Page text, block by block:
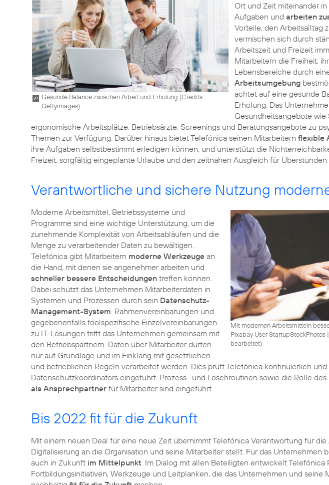
Gesunde Balance zwischen Arbeit und Erholung (Credits:
Gettyimages)
Ort und Zeit miteinander
Aufgaben und arbeiten
Vorteile, den Arbeitsalltag
vermischen sich durch
Arbeitszeit und Freizeit
Mitarbeitern die Freiheit,
Lebensbereiche durch
Arbeitsumgebung
achtet auf eine gesunde
Erholung. Das
Gesundheitsangebote wie
ergonomische Arbeitsplätze, Betriebsärzte, Screenings und Beratungsangebote zu
Themen zur Verfügung. Darüber hinaus bietet Telefónica seinen Mitarbeitern flexible
ihre Aufgaben selbstbestimmt erledigen können, und unterstützt die
Freizeit, sorgfältig eingeplante Urlaube und den zeitnahen Ausgleich für
Verantwortliche und sichere Nutzung
Mit modernen Arbeitsmitteln
Pixabay User StartupStockPhotos|
bearbeitet)
Moderne Arbeitsmittel, Betriebssysteme und
Programme sind eine wichtige Unterstützung, um die
zunehmende Komplexität von Arbeitsabläufen und die
Menge zu verarbeitender Daten zu bewältigen.
Telefónica gibt Mitarbeitern moderne Werkzeuge an
die Hand, mit denen sie angenehmer arbeiten und
schneller bessere Entscheidungen treffen können.
Dabei schützt das Unternehmen Mitarbeiterdaten in
Systemen und Prozessen durch sein Datenschutz-
Management-System. Rahmenvereinbarungen und
gegebenenfalls toolspezifische Einzelvereinbarungen
zu IT-Lösungen trifft das Unternehmen gemeinsam mit
den Betriebspartnern. Daten über Mitarbeiter dürfen
nur auf Grundlage und im Einklang mit gesetzlichen
und betrieblichen Regeln verarbeitet werden. Dies prüft Telefónica kontinuierlich
Datenschutzkoordinators eingeführt. Prozess- und Löschroutinen sowie die Rolle des
als Ansprechpartner für Mitarbeiter sind eingeführt.
Bis 2022 fit für die Zukunft
Mit einem neuen Deal für eine neue Zeit übernimmt Telefónica Verantwortung für die
Digitalisierung an die Organisation und seine Mitarbeiter stellt. Für das Unternehmen
auch in Zukunft im Mittelpunkt. Im Dialog mit allen Beteiligten entwickelt Telefónica
Fortbildungsinitiativen, Werkzeuge und Leitplanken, die das Unternehmen und seine